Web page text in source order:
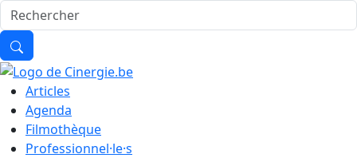
Articles
Agenda
Filmothèque
Professionnel·le·s